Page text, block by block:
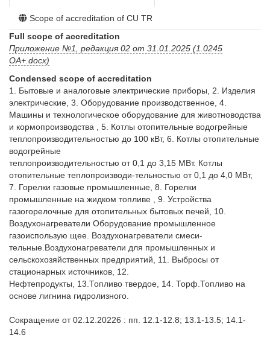
Scope of accreditation of CU TR
Full scope of accreditation
Приложение №1, редакция 02 от 31.01.2025 (1.0245
ОА+.docx)
Condensed scope of accreditation
1. Бытовые и аналоговые электрические приборы, 2. Изделия
электрические, 3. Оборудование производственное, 4.
Машины и технологическое оборудование для животноводства
и кормопроизводства , 5. Котлы отопительные водогрейные
теплопроизводительностью до 100 кВт, 6. Котлы отопительные
водогрейные
теплопроизводительностью от 0,1 до 3,15 МВт. Котлы
отопительные теплопроизводи-тельностью от 0,1 до 4,0 МВт,
7. Горелки газовые промышленные, 8. Горелки
промышленные на жидком топливе , 9. Устройства
газогорелочные для отопительных бытовых печей, 10.
Воздухонагреватели Оборудование промышленное
газоиспользую щее. Воздухонагреватели смеси-
тельные.Воздухонагреватели для промышленных и
сельскохозяйственных предприятий, 11. Выбросы от
стационарных источников, 12.
Нефтепродукты, 13.Топливо твердое, 14. Торф.Топливо на
основе лигнина гидролизного.
Сокращение от 02.12.20226 : пп. 12.1-12.8; 13.1-13.5; 14.1-
14.6